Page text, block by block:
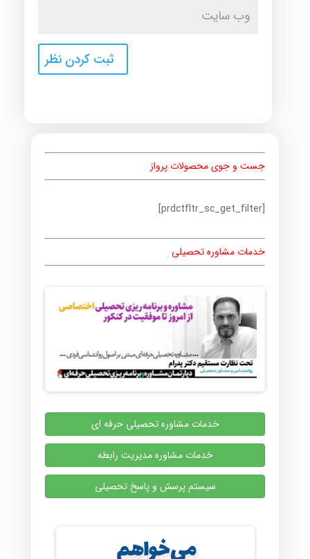
جست و جوی محصولات پرواز
[prdctfltr_sc_get_filter]
خدمات مشاوره تحصیلی
خدمات مشاوره تحصیلی حرفه ای
خدمات مشاوره مدیریت رابطه
سیستم پرسش و پاسخ تحصیلی